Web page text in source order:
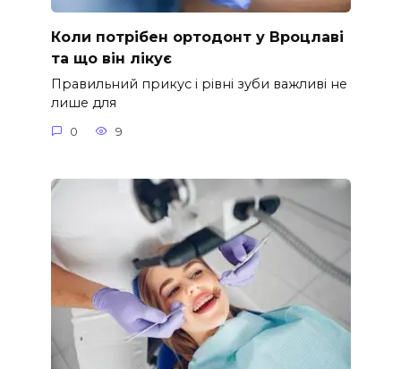
Коли потрібен ортодонт у Вроцлаві
та що він лікує
Правильний прикус і рівні зуби важливі не
лише для
0 9